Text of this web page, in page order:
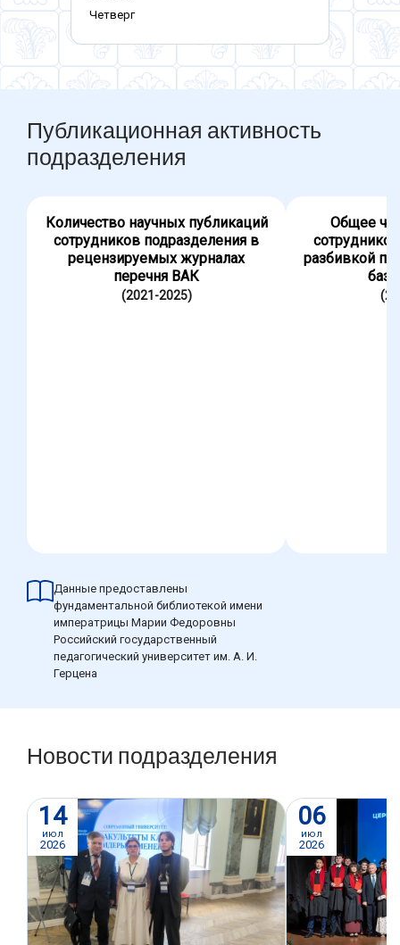
Четверг
Публикационная активность
подразделения
Количество научных публикаций
сотрудников подразделения в
рецензируемых журналах
перечня ВАК
(2021-2025)
Общее
разбивкой
Данные предоставлены
фундаментальной библиотекой имени
императрицы Марии Федоровны
Российский государственный
педагогический университет им. А. И.
Герцена
Новости подразделения
14
июл
2026
06
июл
2026